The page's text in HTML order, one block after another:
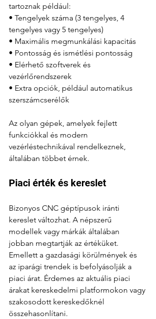
tartoznak például:
• Tengelyek száma (3 tengelyes, 4
tengelyes vagy 5 tengelyes)
• Maximális megmunkálási kapacitás
• Pontosság és ismétlési pontosság
• Elérhető szoftverek és
vezérlőrendszerek
• Extra opciók, például automatikus
szerszámcserélők
Az olyan gépek, amelyek fejlett
funkciókkal és modern
vezérléstechnikával rendelkeznek,
általában többet érnek.
Piaci érték és kereslet
Bizonyos CNC géptípusok iránti
kereslet változhat. A népszerű
modellek vagy márkák általában
jobban megtartják az értéküket.
Emellett a gazdasági körülmények és
az iparági trendek is befolyásolják a
piaci árat. Érdemes az aktuális piaci
árakat kereskedelmi platformokon vagy
szakosodott kereskedőknél
összehasonlítani.